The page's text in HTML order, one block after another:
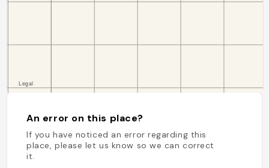
An error on this place?
If you have noticed an error regarding this
place, please let us know so we can correct
it.